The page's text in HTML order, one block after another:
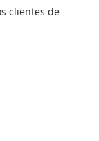
clientes de